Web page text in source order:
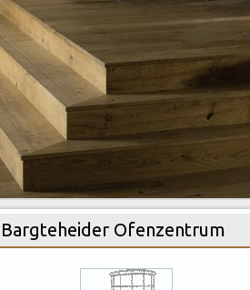
Bargteheider Ofenzentrum